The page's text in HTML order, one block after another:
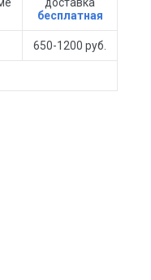
бесплатная
650-1200 руб.